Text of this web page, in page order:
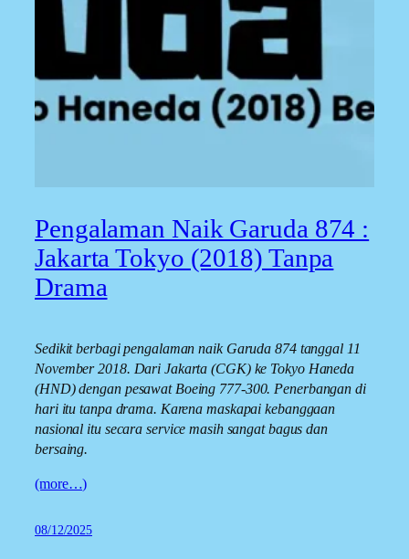
Pengalaman Naik Garuda 874 :
Jakarta Tokyo (2018) Tanpa
Drama
Sedikit berbagi pengalaman naik Garuda 874 tanggal 11
November 2018. Dari Jakarta (CGK) ke Tokyo Haneda
(HND) dengan pesawat Boeing 777-300. Penerbangan di
hari itu tanpa drama. Karena maskapai kebanggaan
nasional itu secara service masih sangat bagus dan
bersaing.
(more…)
08/12/2025